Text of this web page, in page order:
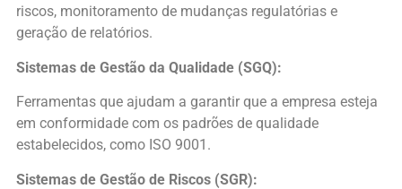
riscos, monitoramento de mudanças regulatórias e
geração de relatórios.
Sistemas de Gestão da Qualidade (SGQ):
Ferramentas que ajudam a garantir que a empresa esteja
em conformidade com os padrões de qualidade
estabelecidos, como ISO 9001.
Sistemas de Gestão de Riscos (SGR):